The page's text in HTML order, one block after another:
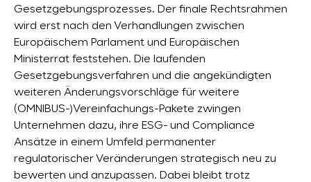
Gesetzgebungsprozesses. Der finale Rechtsrahmen
wird erst nach den Verhandlungen zwischen
Europäischem Parlament und Europäischen
Ministerrat feststehen. Die laufenden
Gesetzgebungsverfahren und die angekündigten
weiteren Änderungsvorschläge für weitere
(OMNIBUS-)Vereinfachungs-Pakete zwingen
Unternehmen dazu, ihre ESG- und Compliance
Ansätze in einem Umfeld permanenter
regulatorischer Veränderungen strategisch neu zu
bewerten und anzupassen. Dabei bleibt trotz